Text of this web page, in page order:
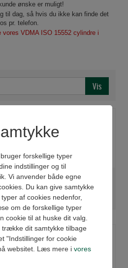
ønske er muligt!
til dag, så hvis du ikke kan finde det
pr. telefon.
VDMA ISO 15552 cylindre i
CYLINDER VDMA ISO
15552 - Ø40 CF - AISI
304 ROD
forskellige typer
indstillinger og til
Vi anvender både egne
Du kan give samtykke
af cookies nedenfor,
om de forskellige typer
cookie til at huske dit valg.
trække dit samtykke tilbage
"Indstillinger for cookie
websitet. Læs mere i vores